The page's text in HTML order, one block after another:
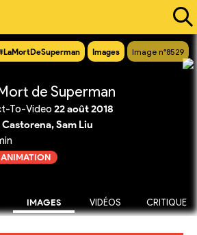
Images Image n°8529
de Superman
To-Video 22 août 2018
Castorena, Sam Liu
IMAGES VIDÉOS CRITIQUE